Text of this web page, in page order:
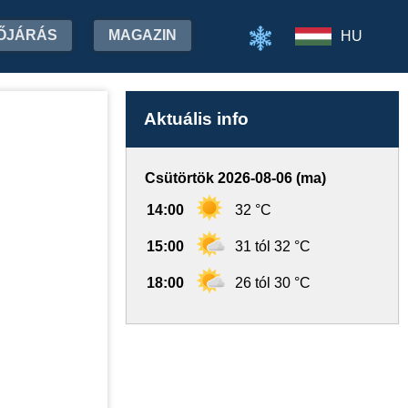
MAGAZIN HU
Aktuális info
Csütörtök 2026-08-06 (ma)
14:00 32 °C
15:00 31 tól 32 °C
18:00 26 tól 30 °C